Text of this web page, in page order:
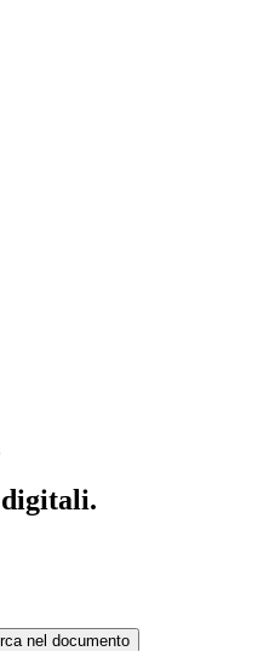
nel documento